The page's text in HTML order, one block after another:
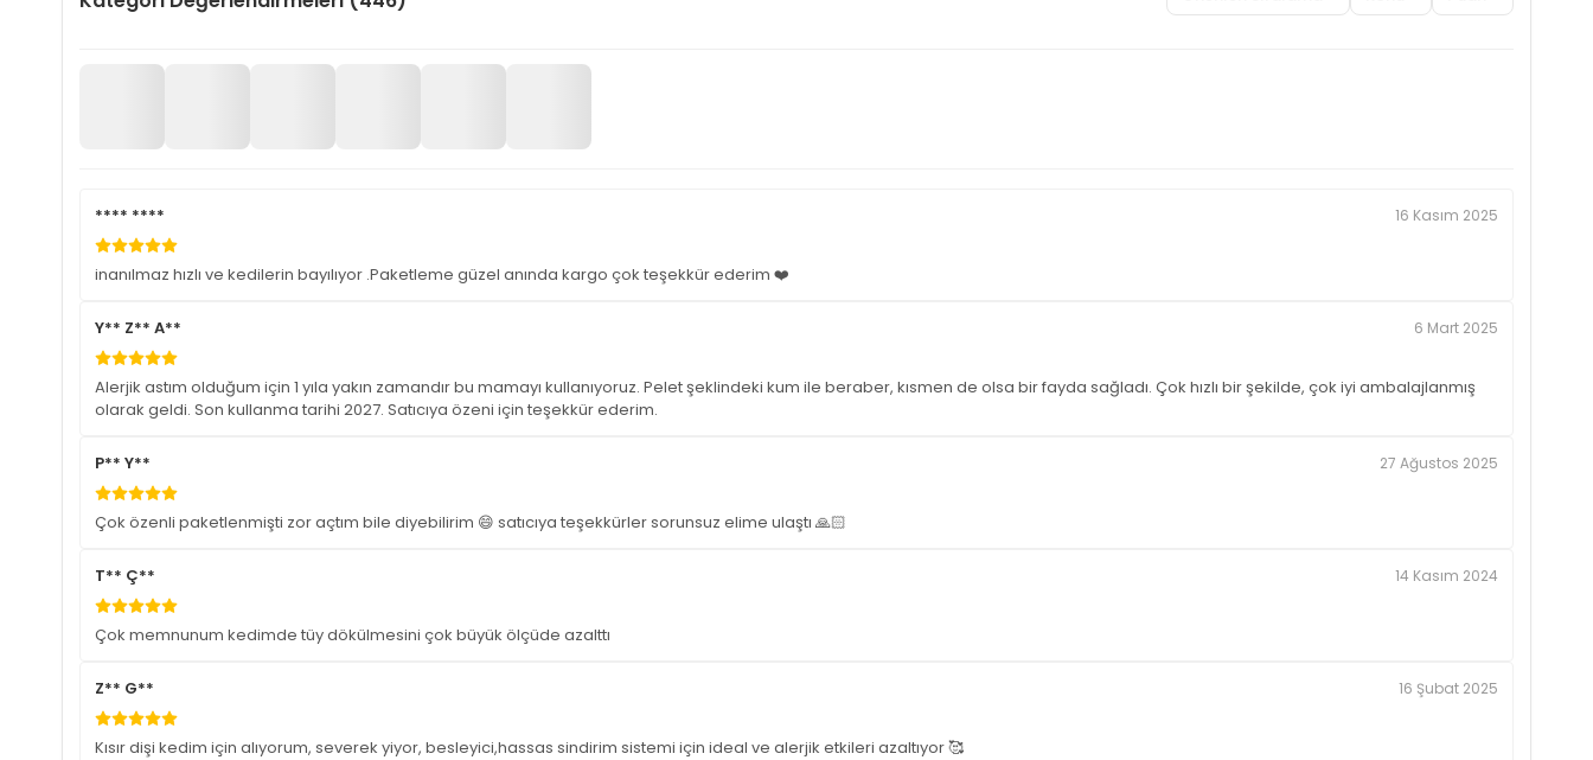
**** **** 16 Kasım 2025
inanılmaz hızlı ve kedilerin bayılıyor .Paketleme güzel anında kargo çok teşekkür ederim ❤️
Y** Z** A** 6 Mart 2025
Alerjik astım olduğum için 1 yıla yakın zamandır bu mamayı kullanıyoruz. Pelet şeklindeki kum ile beraber, kısmen de olsa bir fayda sağladı. Çok hızlı bir şekilde, çok iyi ambalajlanmış
olarak geldi. Son kullanma tarihi 2027. Satıcıya özeni için teşekkür ederim.
P** Y** 27 Ağustos 2025
Çok özenli paketlenmişti zor açtım bile diyebilirim 😄 satıcıya teşekkürler sorunsuz elime ulaştı 🙏🏻
T** Ç** 14 Kasım 2024
Çok memnunum kedimde tüy dökülmesini çok büyük ölçüde azalttı
Z** G** 16 Şubat 2025
Kısır dişi kedim için alıyorum, severek yiyor, besleyici,hassas sindirim sistemi için ideal ve alerjik etkileri azaltıyor 🥰